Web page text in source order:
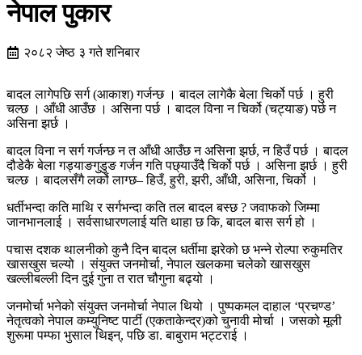
नेपाल पुकार
२०८२ जेष्ठ ३ गते शनिबार
बादल लागेपछि सर्ग (आकाश) गर्जन्छ । बादल लागेकै बेला चिर्को पर्छ । हुरी
चल्छ । आँधी आउँछ । असिना पर्छ । बादल विना न चिर्को (चट्याङ) पर्छ न
असिना झर्छ ।
बादल विना न सर्ग गर्जन्छ न त आँधी आउँछ न असिना झर्छ, न हिउँ पर्छ । बादल
दौडेकै बेला गड्याङगुडुङ गर्जन गति पछ्याउँदै चिर्को पर्छ । असिना झर्छ । हुरी
चल्छ । बादलसँगै लर्को लाग्छ– हिउँ, हुरी, झरी, आँधी, असिना, चिर्को ।
धर्तीभन्दा कति माथि र सर्गभन्दा कति तल बादल बस्छ ? जवाफको जिम्मा
जानभानलाई । सर्वसाधारणलाई यति थाहा छ कि, बादल बास सर्ग हो ।
पचास दशक थालनीको कुनै दिन बादल धर्तीमा झरेको छ भन्ने रोल्पा रुकुमतिर
खासखुस चल्यो । संयुक्त जनमोर्चा, नेपाल खलकमा चलेको खासखुस
खल्लीबल्ली दिन दुई गुना त रात चौगुना बढ्यो ।
जनमोर्चा भनेको संयुक्त जनमोर्चा नेपाल थियो । पुष्पकमल दाहाल ‘प्रचण्ड’
नेतृत्वको नेपाल कम्युनिष्ट पार्टी (एकताकेन्द्र)को चुनावी मोर्चा । जसको मूली
शुरूमा पम्फा भुसाल थिइन्, पछि डा. बाबुराम भट्टराई ।